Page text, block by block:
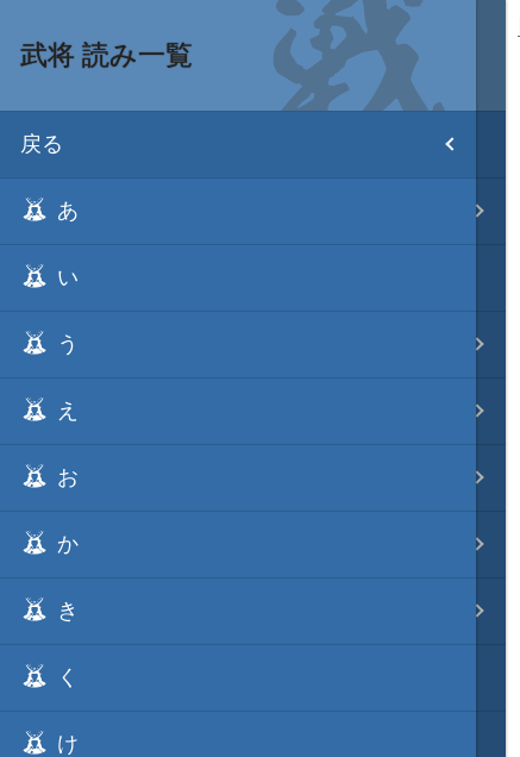
目次
武将 読み一覧
戻る
あ
い
う
え
お
か
き
く
け